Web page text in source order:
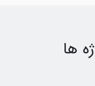
ها